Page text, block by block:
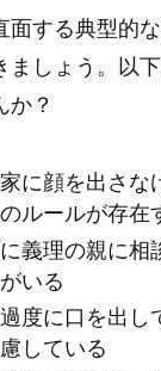
面する典型的
ましょう。以
か？
に顔を出さな
ルールが存在
義理の親に相
いる
度に口を出し
している